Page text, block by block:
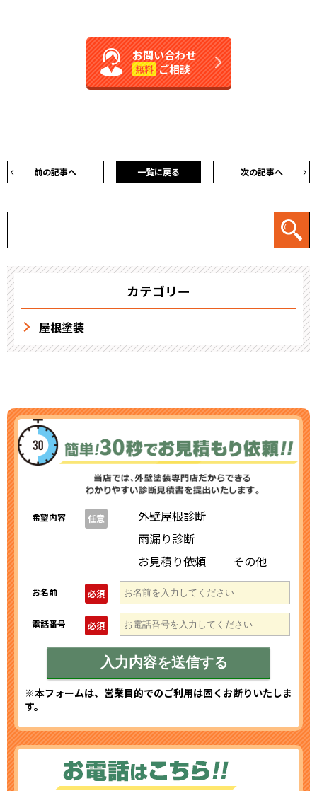
お問い合わせ
無料 ご相談
前の記事へ 次の記事へ
一覧に戻る
カテゴリー
屋根塗装
希望内容 任意
外壁屋根診断
雨漏り診断
お見積り依頼
その他
お名前 必須
電話番号 必須
※本フォームは、営業目的でのご利用は固くお断りいたしま
す。